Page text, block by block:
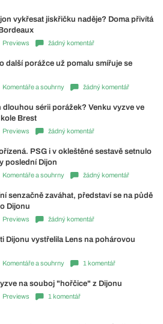
vykřesat jiskřičku naděje? Doma přivítá
Previews žádný komentář
další porážce už pomalu smířuje se
Komentáře a souhrny žádný komentář
dlouhou sérii porážek? Venku vyzve ve
Brest
Previews žádný komentář
PSG i v okleštěné sestavě setnulo
poslední Dijon
Komentáře a souhrny žádný komentář
senzačně zaváhat, představí se na půdě
Dijonu
Previews žádný komentář
Dijonu vystřelila Lens na pohárovou
Komentáře a souhrny 1 komentář
na souboj "hořčice" z Dijonu
Previews 1 komentář